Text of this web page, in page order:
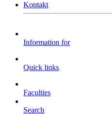
Kontakt
Information for
Quick links
Faculties
Search